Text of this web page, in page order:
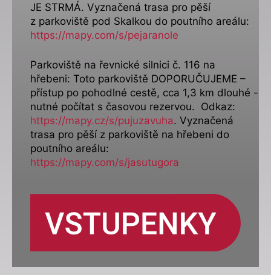
JE STRMÁ. Vyznačená trasa pro pěší
z parkoviště pod Skalkou do poutního areálu:
https://mapy.com/s/pejaranole
Parkoviště na řevnické silnici č. 116 na
hřebeni: Toto parkoviště DOPORUČUJEME –
přístup po pohodlné cestě, cca 1,3 km dlouhé -
nutné počítat s časovou rezervou. Odkaz:
https://mapy.cz/s/pujuzavuha. Vyznačená
trasa pro pěší z parkoviště na hřebeni do
poutního areálu:
https://mapy.com/s/jasutugora